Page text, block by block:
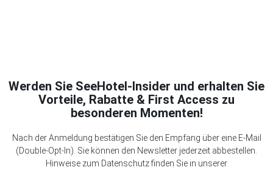
Werden Sie SeeHotel-Insider und erhalten Sie
Vorteile, Rabatte & First Access zu
besonderen Momenten!
Nach der Anmeldung bestätigen Sie den Empfang über eine E-Mail
(Double-Opt-In). Sie können den Newsletter jederzeit abbestellen.
Hinweise zum Datenschutz finden Sie in unserer